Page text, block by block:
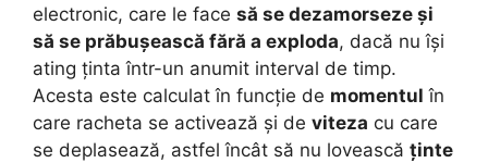
electronic, care le face să se dezamorseze și
să se prăbușească fără a exploda, dacă nu își
ating ținta într-un anumit interval de timp.
Acesta este calculat în funcție de momentul în
care racheta se activează și de viteza cu care
se deplasează, astfel încât să nu lovească ținte